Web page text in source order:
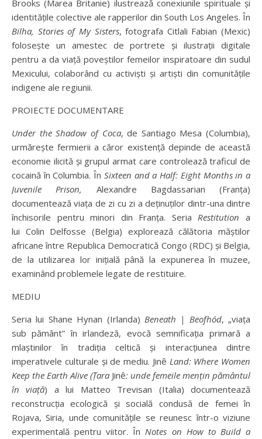
Brooks (Marea Britanie) ilustrează conexiunile spirituale și
identitățile colective ale rapperilor din South Los Angeles. În
Bilha, Stories of My Sisters, fotografa Citlali Fabian (Mexic)
folosește un amestec de portrete și ilustrații digitale
pentru a da viață poveștilor femeilor inspiratoare din sudul
Mexicului, colaborând cu activiști și artiști din comunitățile
indigene ale regiunii.
PROIECTE DOCUMENTARE
Under the Shadow of Coca, de Santiago Mesa (Columbia),
urmărește fermierii a căror existență depinde de această
economie ilicită și grupul armat care controlează traficul de
cocaină în Columbia. În Sixteen and a Half: Eight Monthsin a
JuvenilePrison, Alexandre Bagdassarian (Franța)
documentează viața de zi cu zi a deținuților dintr-una dintre
închisorile pentru minori din Franța. SeriaRestitution a
lui Colin Delfosse (Belgia) explorează călătoria măștilor
africane între Republica Democratică Congo (RDC) și Belgia,
de la utilizarea lor inițială până la expunerea în muzee,
examinând problemele legate de restituire.
MEDIU
Seria lui Shane Hynan (Irlanda) Beneath | Beofhód, „viața
sub pământ” în irlandeză, evocă semnificația primară a
mlaștinilor în tradiția celtică și interacțiunea dintre
imperativele culturale și de mediu. Jinê Land: Where Women
Keep the Earth Alive (Țara Jinê: unde femeile mențin pământul
în viață) a lui Matteo Trevisan (Italia) documentează
reconstrucția ecologică și socială condusă de femei în
Rojava, Siria, unde comunitățile se reunesc într-o viziune
experimentală pentru viitor. ÎnNotes on How to Build a